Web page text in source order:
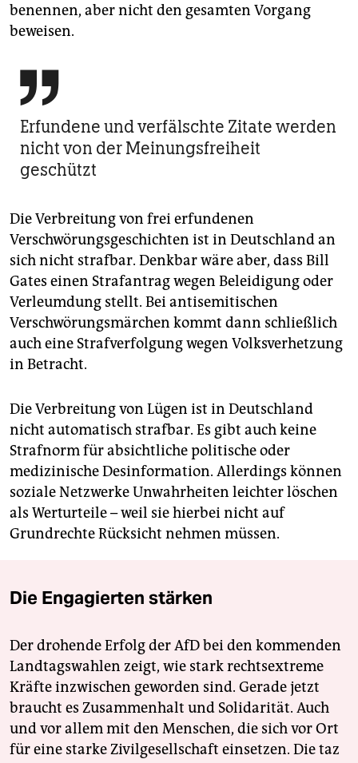
benennen, aber nicht den gesamten Vorgang
beweisen.

Erfundene und verfälschte Zitate werden
nicht von der Meinungsfreiheit
geschützt
Die Verbreitung von frei erfundenen
Verschwörungsgeschichten ist in Deutschland an
sich nicht strafbar. Denkbar wäre aber, dass Bill
Gates einen Strafantrag wegen Beleidigung oder
Verleumdung stellt. Bei antisemitischen
Verschwörungsmärchen kommt dann schließlich
auch eine Strafverfolgung wegen Volksverhetzung
in Betracht.
Die Verbreitung von Lügen ist in Deutschland
nicht automatisch strafbar. Es gibt auch keine
Strafnorm für absichtliche politische oder
medizinische Desinformation. Allerdings können
soziale Netzwerke Unwahrheiten leichter löschen
als Werturteile – weil sie hierbei nicht auf
Grundrechte Rücksicht nehmen müssen.
Die Engagierten stärken
Der drohende Erfolg der AfD bei den kommenden
Landtagswahlen zeigt, wie stark rechtsextreme
Kräfte inzwischen geworden sind. Gerade jetzt
braucht es Zusammenhalt und Solidarität. Auch
und vor allem mit den Menschen, die sich vor Ort
für eine starke Zivilgesellschaft einsetzen. Die taz